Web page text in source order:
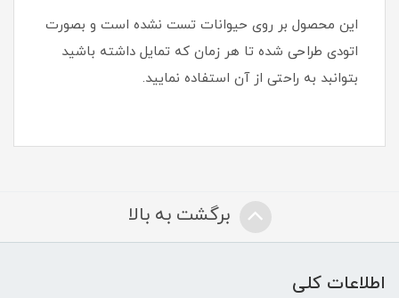
این محصول بر روی حیوانات تست نشده است و بصورت
اتودی طراحی شده تا هر زمان که تمایل داشته باشید
بتوانبد به راحتی از آن استفاده نمایید.
برگشت به بالا
اطلاعات کلی